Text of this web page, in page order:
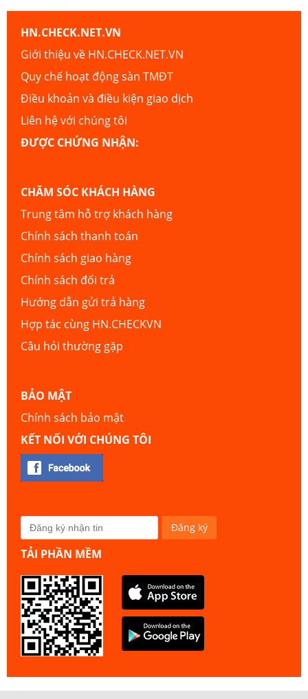
HN.CHECK.NET.VN
Giới thiệu về HN.CHECK.NET.VN
Quy chế hoạt động sàn TMĐT
Điều khoản và điều kiện giao dịch
Liên hệ với chúng tôi
ĐƯỢC CHỨNG NHẬN:
CHĂM SÓC KHÁCH HÀNG
Trung tâm hỗ trợ khách hàng
Chính sách thanh toán
Chính sách giao hàng
Chính sách đổi trả
Hướng dẫn gửi trả hàng
Hợp tác cùng HN.CHECKVN
Câu hỏi thường gặp
BẢO MẬT
Chính sách bảo mật
KẾT NỐI VỚI CHÚNG TÔI
TẢI PHẦN MỀM